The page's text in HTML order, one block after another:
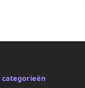
categorieën